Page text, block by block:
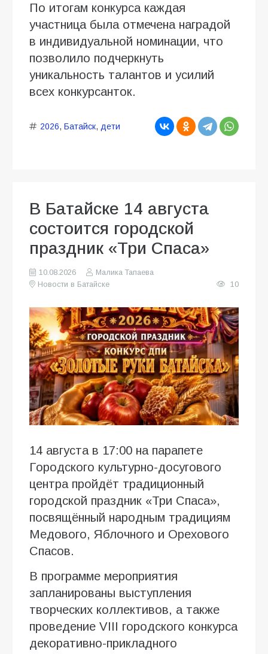
По итогам конкурса каждая
участница была отмечена наградой
в индивидуальной номинации, что
позволило подчеркнуть
уникальность талантов и усилий
всех конкурсанток.
2026, Батайск, дети
В Батайске 14 августа
состоится городской
праздник «Три Спаса»
10.08.2026
Малика Тапаева
Новости в Батайске
10
14 августа в 17:00 на парапете
Городского культурно-досугового
центра пройдёт традиционный
городской праздник «Три Спаса»,
посвящённый народным традициям
Медового, Яблочного и Орехового
Спасов.
В программе мероприятия
запланированы выступления
творческих коллективов, а также
проведение VIII городского конкурса
декоративно-прикладного